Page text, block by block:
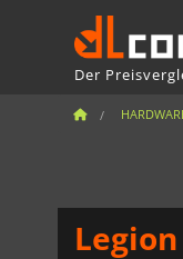
Der